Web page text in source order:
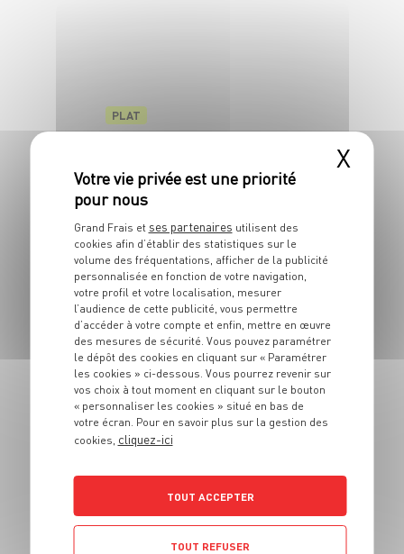
PLAT
Carottes rôties aux
pois chiches
croustillants
4 pers. 15 min 35 min
Rognons de veau à
la crème de
moutarde et courge
butternut
4 pers. 25in 30
X
Grand Frais et ses partenaires utilisent des
cookies afin d’établir des statistiques sur le
volume des fréquentations, afficher de la publicité
personnalisée en fonction de votre navigation,
votre profil et votre localisation, mesurer
l’audience de cette publicité, vous permettre
d’accéder à votre compte et enfin, mettre en œuvre
des mesures de sécurité. Vous pouvez paramétrer
le dépôt des cookies en cliquant sur « Paramétrer
les cookies » ci-dessous. Vous pourrez revenir sur
vos choix à tout moment en cliquant sur le bouton
« personnaliser les cookies » situé en bas de
votre écran. Pour en savoir plus sur la gestion des
cookies, cliquez-ici
TOUT ACCEPTER
TOUT REFUSER